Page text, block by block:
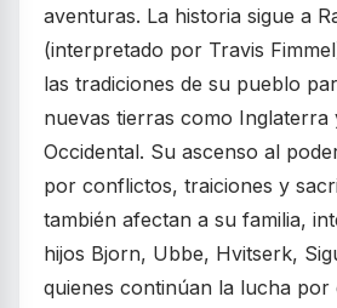
aventuras. La historia sigue a
(interpretado por Travis
las tradiciones de su pueblo
nuevas tierras como Inglaterra
Occidental. Su ascenso al
por conflictos, traiciones y
también afectan a su familia,
hijos Bjorn, Ubbe, Hvitserk,
quienes continúan la lucha por